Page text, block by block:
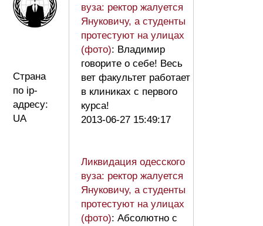
Страна
по ip-
адресу:
UA
вуза: ректор жалуется
Януковичу, а студенты
протестуют на улицах
(фото): Владимир
говорите о себе! Весь
вет факультет работает
в клиниках с первого
курса!
2013-06-27 15:49:17
Ликвидация одесского
вуза: ректор жалуется
Януковичу, а студенты
протестуют на улицах
(фото): Абсолютно с